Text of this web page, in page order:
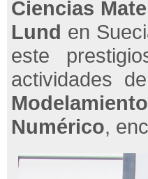
Ciencias
Lund en
este
actividades
Numérico,